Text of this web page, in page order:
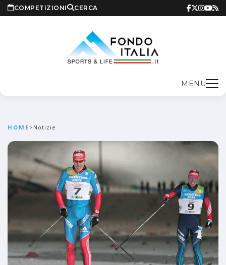
COMPETIZIONI CERCA
MENU
HOME > Notizie